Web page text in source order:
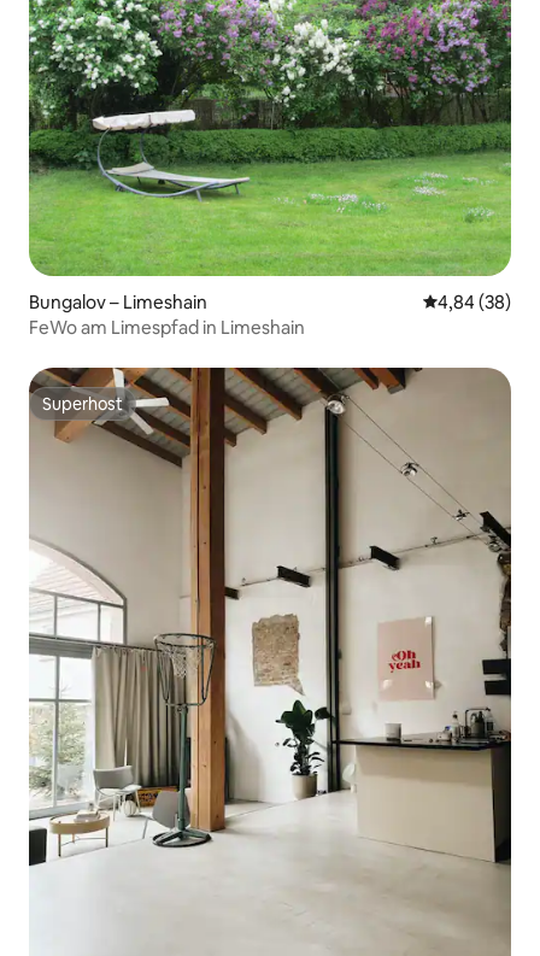
Bungalov – Limeshain Prosječna
4,84 (38)
FeWo am Limespfad in Limeshain
Superhost
Superhost